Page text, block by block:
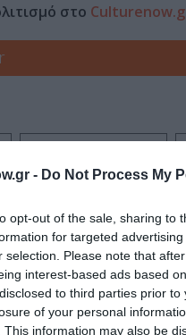
- Do Not Process My
opt-out of the sale, sharing to
for targeted
selection. Please note that
interest-based ads based
to third parties prior
of your personal
This information may also be
στο
ΕΚΘΕΣΗ ΖΩΓΡΑΦΙΚΗΣ
και τον Πολιτισμό!
το Culturenow.gr